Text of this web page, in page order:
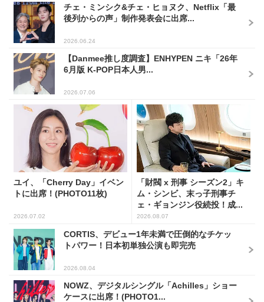
チェ・ミンシク&チェ・ヒョヌク、Netflix「最
後列からの声」制作発表会に出席...
2026.06.24
【Danmee推し度調査】ENHYPEN ニキ「26年
6月版 K-POP日本人男...
2026.07.06
ユイ、「Cherry Day」イベン
トに出席！(PHOTO11枚)
2026.07.02
「財閥 x 刑事 シーズン2」キ
ム・シンビ、末っ子刑事チ
ェ・ギョンジン役続投！成...
2026.08.07
CORTIS、デビュー1年未満で圧倒的なチケッ
トパワー！日本初単独公演も即完売
2026.08.04
NOWZ、デジタルシングル「Achilles」ショー
ケースに出席！(PHOTO1...